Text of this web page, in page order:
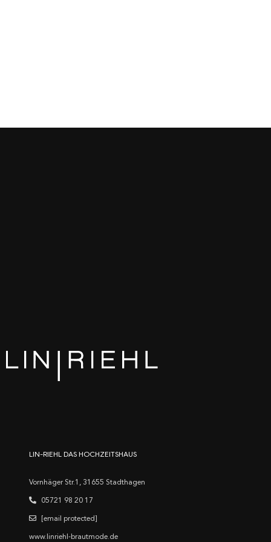
LIN-RIEHL DAS HOCHZEITSHAUS
Vornhäger Str.1, 31655 Stadthagen
05721 98 20 17
[email protected]
www.linriehl-brautmode.de